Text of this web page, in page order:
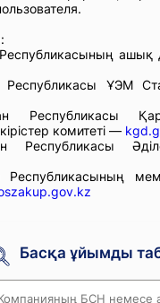
Республикасы ҰЭМ
Республикасы
комитеті —
Республикасы
Республикасының
Басқа ұйымды